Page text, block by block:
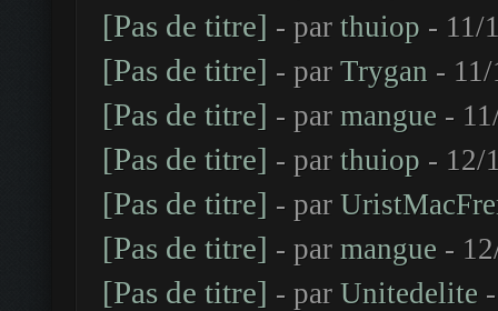
[Pas de titre] - par thuiop - 11/
[Pas de titre] - par Trygan -
[Pas de titre] - par mangue -
[Pas de titre] - par thuiop - 12/
[Pas de titre] - par
[Pas de titre] - par mangue -
[Pas de titre] - par Unitedelite